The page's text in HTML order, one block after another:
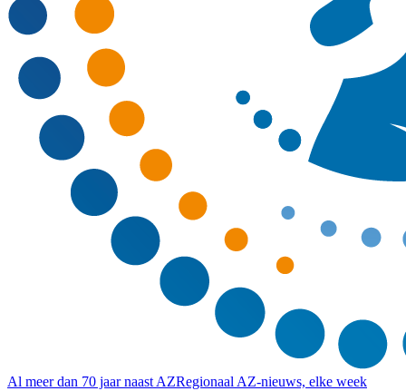
Al meer dan 70 jaar naast AZRegionaal AZ-nieuws, elke week